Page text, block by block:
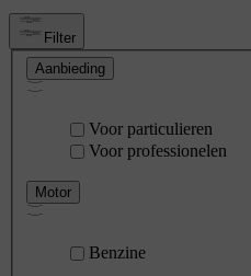
Filter
Aanbieding
Voor particulieren
Voor professionelen
Motor
Benzine